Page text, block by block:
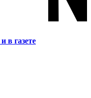
и в газете